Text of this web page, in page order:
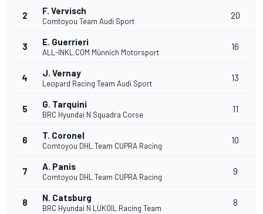
2 F. Vervisch
Comtoyou Team Audi Sport
20
3 E. Guerrieri
ALL-INKL.COM Münnich Motorsport
16
4 J. Vernay
Leopard Racing Team Audi Sport
13
5 G. Tarquini
BRC Hyundai N Squadra Corse
11
6 T. Coronel
Comtoyou DHL Team CUPRA Racing
10
7 A. Panis
Comtoyou DHL Team CUPRA Racing
9
8 N. Catsburg
BRC Hyundai N LUKOIL Racing Team
8